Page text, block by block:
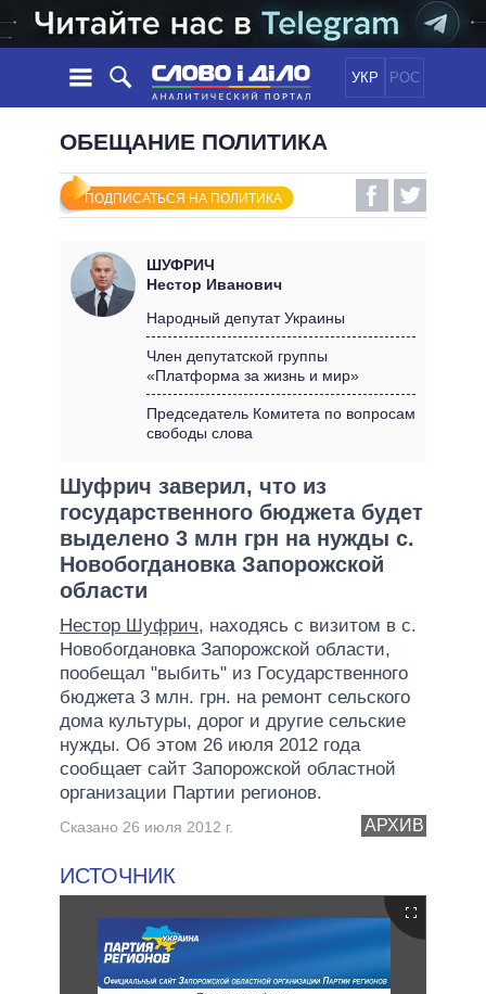
УКР РОС
НОВОСТИ
ЛЕНТА
СОБЫТИЯ
СТАТЬИ
МНЕНИЯ
ОБЗОРЫ
ДАЙДЖЕСТЫ
ПОЛИТИКА
ЭКОНОМИКА
МИР
ОБЕЩАНИЯ
ВСЕ ПОЛИТИКИ
ПРЕЗИДЕНТ И ОФИС
КАБИНЕТ МИНИСТРОВ
ГЛАВЫ ОБЛАДМИНИСТРАЦИЙ
ИНФОГРАФИКА
ВИДЕО
ПОДДЕРЖАТЬ
СРАВНЕНИЕ ПОЛИТИКОВ
ОБЕЩАНИЕ ПОЛИТИКА
ПОДПИСАТЬСЯ НА ПОЛИТИКА
ШУФРИЧ
Нестор Иванович
Народный депутат Украины
Член депутатской группы
«Платформа за жизнь и мир»
Председатель Комитета по вопросам
свободы слова
Шуфрич заверил, что из
государственного бюджета будет
выделено 3 млн грн на нужды с.
Новобогдановка Запорожской
области
Нестор Шуфрич, находясь с визитом в с.
Новобогдановка Запорожской области,
пообещал "выбить" из Государственного
бюджета 3 млн. грн. на ремонт сельского
дома культуры, дорог и другие сельские
нужды. Об этом 26 июля 2012 года
сообщает сайт Запорожской областной
организации Партии регионов.
АРХИВ
Сказано 26 июля 2012 г.
ИСТОЧНИК